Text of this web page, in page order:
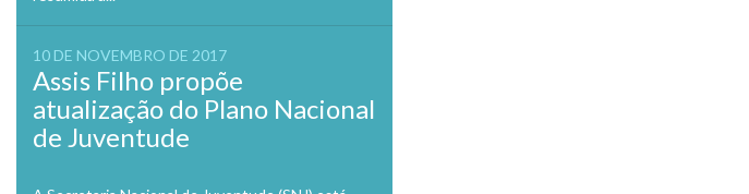
10 DE NOVEMBRO DE 2017
Assis Filho propõe
atualização do Plano Nacional
de Juventude